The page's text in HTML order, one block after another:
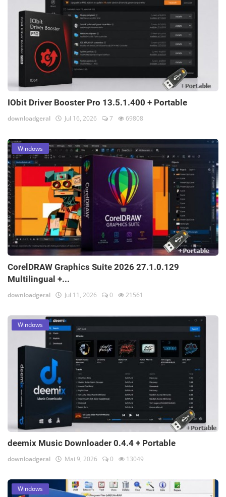
IObit Driver Booster Pro 13.5.1.400 + Portable
downloadgeral Jul 16, 2026 7 69808
Windows
CorelDRAW Graphics Suite 2026 27.1.0.129
Multilingual +...
downloadgeral Jul 11, 2026 0 21561
Windows
deemix Music Downloader 0.4.4 + Portable
downloadgeral Mai 9, 2026 0 13049
Windows